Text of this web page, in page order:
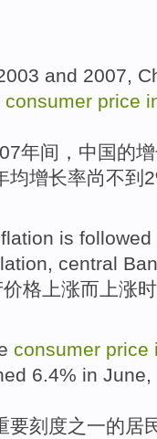
and 2007,
consumer price
年间， 中国的
均增长率尚不到
is followed
, central
价格 上涨而上涨
consumer price
6.4% in June
要刻度之一的居